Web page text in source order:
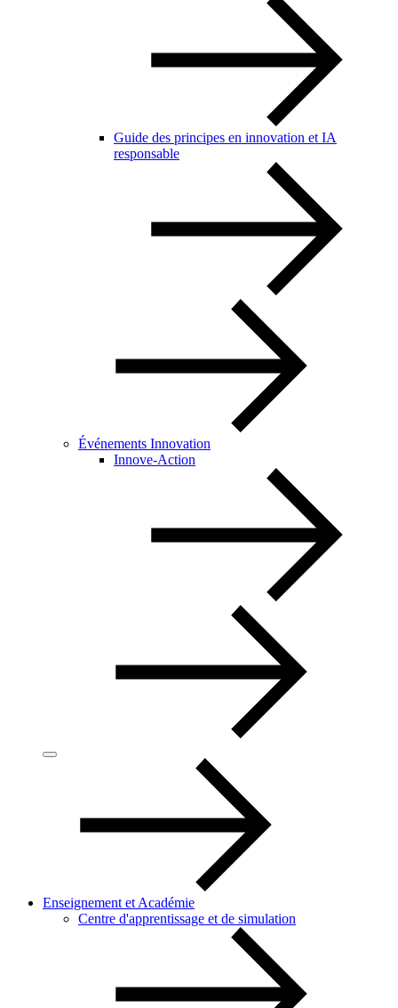
Guide des principes en innovation et IA
responsable
Événements Innovation
Innove-Action
Enseignement et Académie
Centre d'apprentissage et de simulation